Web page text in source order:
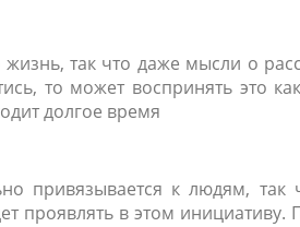
так что даже мысли о
то может воспринять это
долгое время
привязывается к людям, так
проявлять в этом